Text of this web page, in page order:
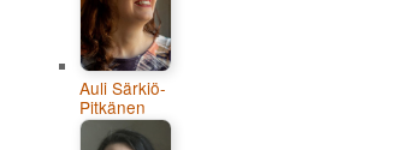
Auli Särkiö-
Pitkänen